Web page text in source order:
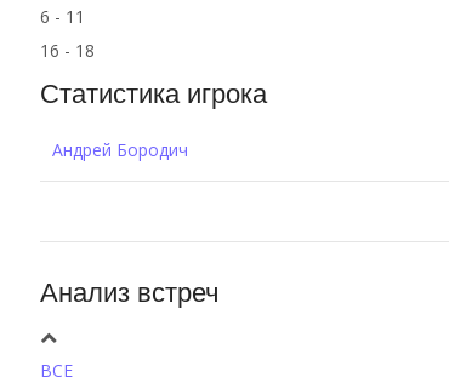
6 - 11
16 - 18
Статистика игрока
Андрей Бородич
Анализ встреч
ВСЕ